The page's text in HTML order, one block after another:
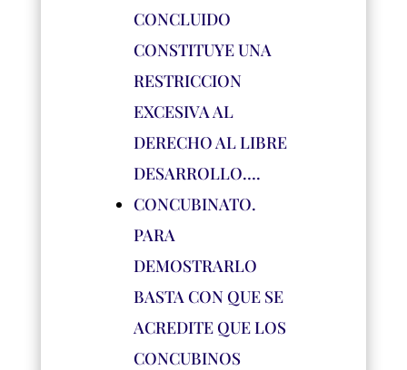
CONCLUIDO
CONSTITUYE UNA
RESTRICCION
EXCESIVA AL
DERECHO AL LIBRE
DESARROLLO….
CONCUBINATO.
PARA
DEMOSTRARLO
BASTA CON QUE SE
ACREDITE QUE LOS
CONCUBINOS